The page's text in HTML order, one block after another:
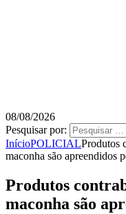
08/08/2026
Pesquisar por:
InícioPOLICIALProdutos
maconha são apreendidos
Produtos
maconha são